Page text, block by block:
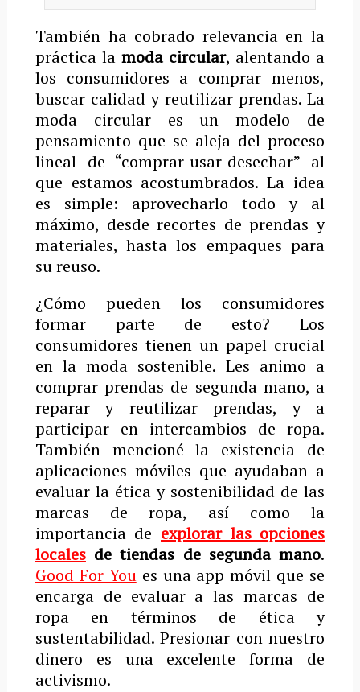
También ha cobrado relevancia en la
práctica la moda circular, alentando a
los consumidores a comprar menos,
buscar calidad y reutilizar prendas. La
moda circular es un modelo de
pensamiento que se aleja del proceso
lineal de “comprar-usar-desechar” al
que estamos acostumbrados. La idea
es simple: aprovecharlo todo y al
máximo, desde recortes de prendas y
materiales, hasta los empaques para
su reuso.
¿Cómo pueden los consumidores
formar parte de esto? Los
consumidores tienen un papel crucial
en la moda sostenible. Les animo a
comprar prendas de segunda mano, a
reparar y reutilizar prendas, y a
participar en intercambios de ropa.
También mencioné la existencia de
aplicaciones móviles que ayudaban a
evaluar la ética y sostenibilidad de las
marcas de ropa, así como la
importancia de explorar las opciones
localesde tiendas de segunda mano.
Good For Youes una app móvil que se
encarga de evaluar a las marcas de
ropa en términos de ética y
sustentabilidad. Presionar con nuestro
dinero es una excelente forma de
activismo.